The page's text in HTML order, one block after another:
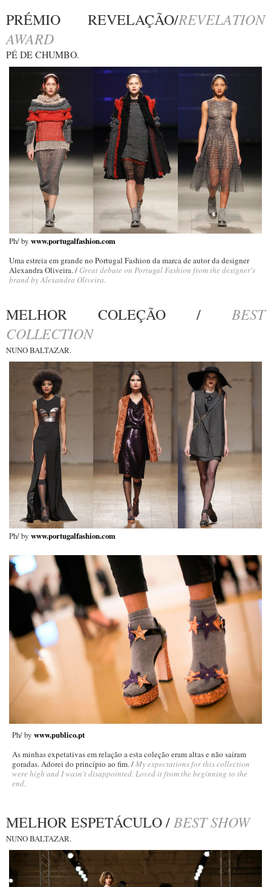
PRÉMIO REVELAÇÃO/REVELATION
AWARD
PÉ DE CHUMBO.
Ph/ by www.portugalfashion.com
Uma estreia em grande no Portugal Fashion da marca de autor da designer
Alexandra Oliveira. /Great debute on Portugal Fashion from the designer's
brand by Alexandra Oliveira.
MELHOR COLEÇÃO / BEST
COLLECTION
NUNO BALTAZAR.
Ph/ by www.portugalfashion.com
Ph/ by www.publico.pt
As minhas expetativas em relação a esta coleção eram altas e não saíram
goradas. Adorei do princípio ao fim. /My expectations for this collection
were high and I wasn't disappointed. Loved it from the beginning to the
end.
MELHOR ESPETÁCULO / BEST SHOW
NUNO BALTAZAR.